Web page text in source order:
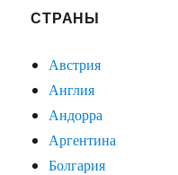
СТРАНЫ
Австрия
Англия
Андорра
Аргентина
Болгария